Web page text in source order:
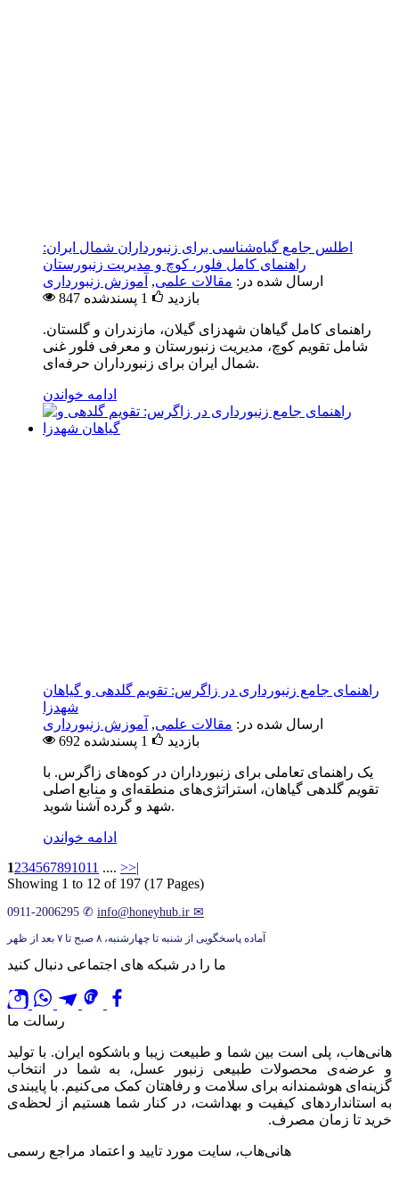
اطلس جامع گیاه‌شناسی برای زنبورداران شمال ایران:
راهنمای کامل فلور، کوچ و مدیریت زنبورستان
ارسال شده در: مقالات علمی, آموزش زنبورداری
847 بازدید
1 پسندشده
راهنمای کامل گیاهان شهدزای گیلان، مازندران و گلستان.
شامل تقویم کوچ، مدیریت زنبورستان و معرفی فلور غنی
شمال ایران برای زنبورداران حرفه‌ای.
ادامه خواندن
راهنمای جامع زنبورداری در زاگرس: تقویم گلدهی و گیاهان
شهدزا
ارسال شده در: مقالات علمی, آموزش زنبورداری
692 بازدید
1 پسندشده
یک راهنمای تعاملی برای زنبورداران در کوه‌های زاگرس. با
تقویم گلدهی گیاهان، استراتژی‌های منطقه‌ای و منابع اصلی
شهد و گرده آشنا شوید.
ادامه خواندن
1234567891011 .... >>|
Showing 1 to 12 of 197 (17 Pages)
0911-2006295 ✆ info@honeyhub.ir ✉
آماده پاسخگویی از شنبه تا چهارشنبه، ۸ صبح تا ۷ بعد از ظهر
ما را در شبکه های اجتماعی دنبال کنید
رسالت ما
هانی‌هاب، پلی است بین شما و طبیعت زیبا و باشکوه ایران. با تولید
و عرضه‌ی محصولات طبیعی زنبور عسل، به شما در انتخاب
گزینه‌ای هوشمندانه برای سلامت و رفاهتان کمک می‌کنیم. با پایبندی
به استانداردهای کیفیت و بهداشت، در کنار شما هستیم از لحظه‌ی
خرید تا زمان مصرف.
هانی‌هاب، سایت مورد تایید و اعتماد مراجع رسمی